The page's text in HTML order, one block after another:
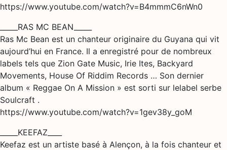
https://www.youtube.com/watch?v=B4mmmC6nWn0
_____RAS MC BEAN_____
Ras Mc Bean est un chanteur originaire du Guyana qui vit
aujourd’hui en France. Il a enregistré pour de nombreux
labels tels que Zion Gate Music, Irie Ites, Backyard
Movements, House Of Riddim Records … Son dernier
album « Reggae On A Mission » est sorti sur lelabel serbe
Soulcraft .
https://www.youtube.com/watch?v=1gev38y_goM
_____KEEFAZ____
Keefaz est un artiste basé à Alençon, à la fois chanteur et